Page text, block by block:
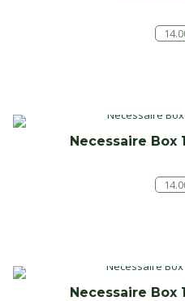
Necessaire Box
Necessaire Box